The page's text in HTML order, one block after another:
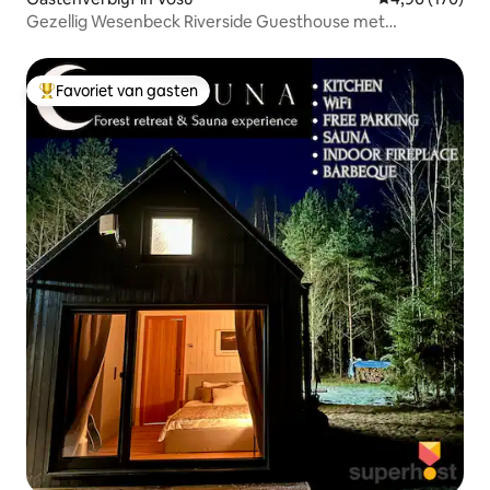
Gezellig Wesenbeck Riverside Guesthouse met
Topfavoriet van gasten
Favoriet van gasten